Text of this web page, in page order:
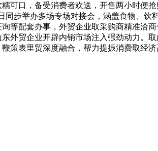
可口，备受消费者欢送，开售两小时便
步举办多场专场对接会，涵盖食物、
等配套办事，外贸企业取采购商精准洽
外贸企业开辟内销市场注入强劲动力。
策表里贸深度融合，帮力提振消费取经济